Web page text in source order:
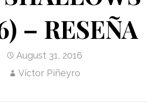
– RESEÑA
August 31, 2016
Víctor Piñeyro